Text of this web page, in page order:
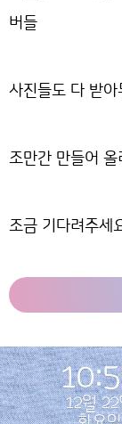
버들
사진들도 다 받
조만간 만들어 올
조금 기다려주세